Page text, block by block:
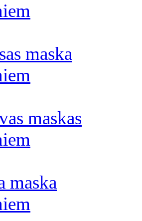
maska
maskas
maska